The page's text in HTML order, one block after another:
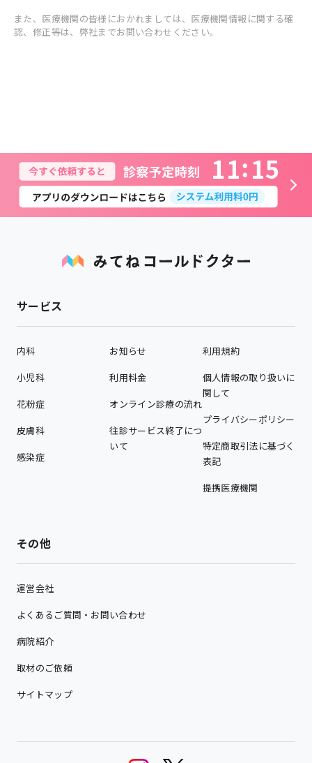
また、医療機関の皆様におかれましては、医療機関情報に関する確
認、修正等は、弊社までお問い合わせください。
11 15
サービス
内科
小児科
花粉症
皮膚科
感染症
お知らせ
利用料金
オンライン診療の流れ
往診サービス終了につ
いて
利用規約
個人情報の取り扱いに
関して
プライバシーポリシー
特定商取引法に基づく
表記
提携医療機関
その他
運営会社
よくあるご質問・お問い合わせ
病院紹介
取材のご依頼
サイトマップ